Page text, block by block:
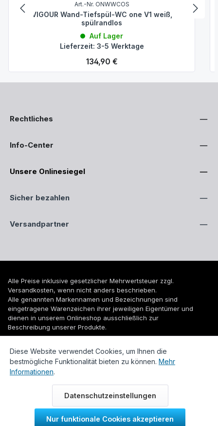
Art.-Nr. ONWWCOS
VIGOUR Wand-Tiefspül-WC one V1 weiß,
spülrandlos
Auf Lager
Lieferzeit: 3-5 Werktage
Regulärer Preis:
134,90 €
Rechtliches
Info-Center
Unsere Onlinesiegel
Sicher bezahlen
Versandpartner
Alle Preise inklusive gesetzlicher Mehrwertsteuer zzgl.
Versandkosten, wenn nicht anders beschrieben.
Alle genannten Markennamen und Bezeichnungen sind
eingetragene Warenzeichen ihrer jeweiligen Eigentümer und
dienen in unserem Onlineshop ausschließlich zur
Beschreibung unserer Produkte.
© 2026 WUH24.de - Weigel und Unger Heizungs- und
Sanitärtechnik GmbH
Diese Website verwendet Cookies, um Ihnen die
bestmögliche Funktionalität bieten zu können. Mehr
Informationen.
Datenschutzeinstellungen
Nur funktionale Cookies akzeptieren